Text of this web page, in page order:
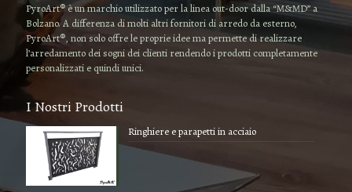
PyroArt® è un marchio utilizzato per la linea out-door dalla “M&MD” a
Bolzano. A differenza di molti altri fornitori di arredo da esterno,
PyroArt®, non solo offre le proprie idee ma permette di realizzare
l’arredamento dei sogni dei clienti rendendo i prodotti completamente
personalizzati e quindi unici.
I Nostri Prodotti
Ringhiere e parapetti in acciaio